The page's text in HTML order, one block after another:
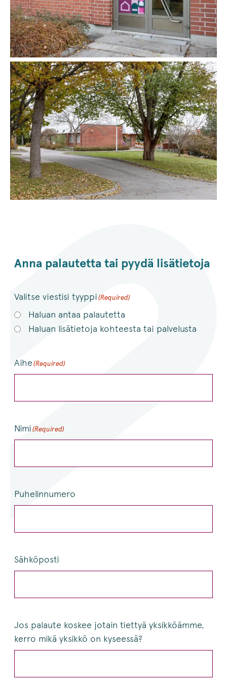
Anna palautetta tai pyydä lisätietoja
Valitse viestisi tyyppi(Required)
Haluan antaa palautetta
Haluan lisätietoja kohteesta tai palvelusta
Aihe (Required)
Nimi (Required)
Puhelinnumero
Sähköposti
Jos palaute koskee jotain tiettyä yksikköämme,
kerro mikä yksikkö on kyseessä?